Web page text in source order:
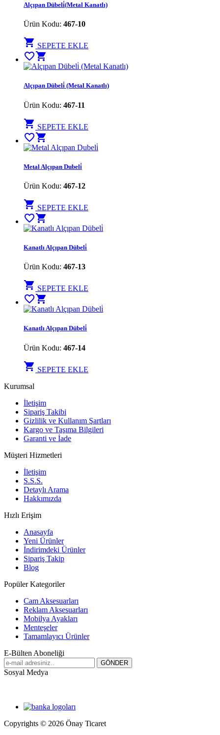
Alçıpan Dübeli̇(Metal Kanatlı)
Ürün Kodu: 467-10
shopping_cart SEPETE EKLE
favorite_bordershopping_cart
Alçıpan Dübeli̇ (Metal Kanatlı)
Ürün Kodu: 467-11
shopping_cart SEPETE EKLE
favorite_bordershopping_cart
Metal Alçıpan Dubeli̇
Ürün Kodu: 467-12
shopping_cart SEPETE EKLE
favorite_bordershopping_cart
Kanatlı Alçıpan Dübeli̇
Ürün Kodu: 467-13
shopping_cart SEPETE EKLE
favorite_bordershopping_cart
Kanatlı Alçıpan Dübeli̇
Ürün Kodu: 467-14
shopping_cart SEPETE EKLE
Kurumsal
İletişim
Sipariş Takibi
Gizlilik ve Kullanım Şartları
Kargo ve Taşıma Bilgileri
Garanti ve İade
Müşteri Hizmetleri
İletişim
S.S.S.
Detaylı Arama
Hakkımızda
Hızlı Erişim
Anasayfa
Yeni Ürünler
İndirimdeki Ürünler
Sipariş Takip
Blog
Popüler Kategoriler
Cam Aksesuarları
Reklam Aksesuarları
Mobilya Ayakları
Menteşeler
Tamamlayıcı Ürünler
E-Bülten Aboneliği
Sosyal Medya
Copyrights © 2026 Önay Ticaret